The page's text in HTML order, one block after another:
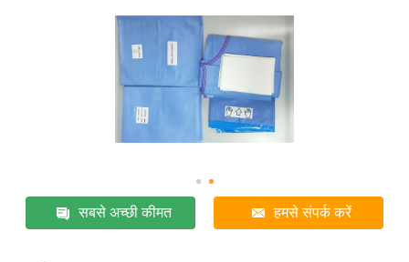
सबसे अच्छी कीमत हमसे संपर्क करें